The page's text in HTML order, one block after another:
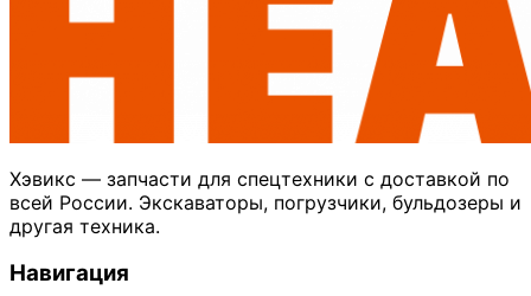
Хэвикс — запчасти для спецтехники с доставкой по
всей России. Экскаваторы, погрузчики, бульдозеры и
другая техника.
Навигация